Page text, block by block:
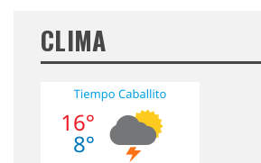
CLIMA